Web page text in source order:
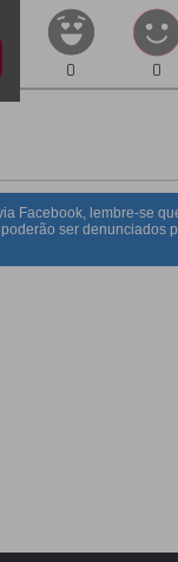
0 0
Facebook, lembre-se
ser denunciados